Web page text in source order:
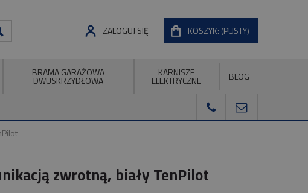
KOSZYK: (PUSTY)
ZALOGUJ SIĘ
BRAMA GARAŻOWA
DWUSKRZYDŁOWA
KARNISZE
ELEKTRYCZNE BLOG
zwrotną, biały TenPilot